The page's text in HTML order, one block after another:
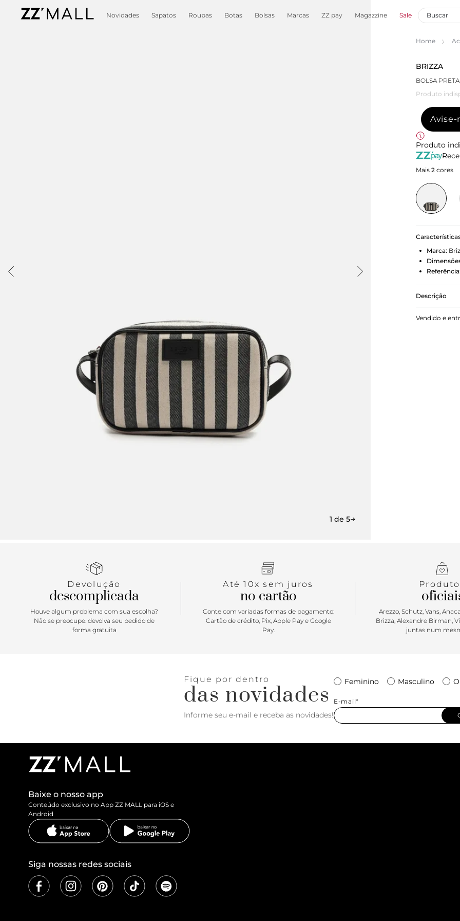
Novidades Sapatos Roupas Botas Bolsas Marcas ZZ pay Magazzine Sale
1 de 5
Home
BRIZZA
BOLSA
Produto
Avise-
Produto
Mais 2 cores
Marca:
Referência:
Descrição
Bolsa
formato
Vendido e
Devolução
descomplicada
Houve algum problema com sua escolha?
Não se preocupe: devolva seu pedido de
forma gratuita
Até 10x sem juros
no cartão
Conte com variadas formas de pagamento:
Cartão de crédito, Pix, Apple Pay e Google
Pay.
Arezzo, Schutz, Vans,
Brizza, Alexandre Birman,
juntas num
Fique por dentro
das novidades
Informe seu e-mail e receba as novidades!
Feminino Masculino
E-mail*
Baixe o nosso app
Conteúdo exclusivo no App ZZ MALL para iOS e
Android
Siga nossas redes sociais